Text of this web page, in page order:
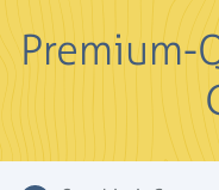
Premium-